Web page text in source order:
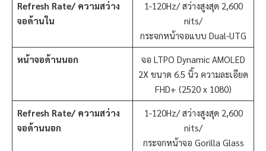
Refresh Rate/ ความสว่าง
จอด้านใน
1-120Hz/ สว่างสูงสุด 2,600
nits/
กระจกหน้าจอแบบ Dual-UTG
หน้าจอด้านนอก
จอ LTPO Dynamic AMOLED
2X ขนาด 6.5 นิ้ว ความละเอียด
FHD+ (2520 x 1080)
Refresh Rate/ ความสว่าง
จอด้านนอก
1-120Hz/ สว่างสูงสุด 2,600
nits/
กระจกหน้าจอ Gorilla Glass